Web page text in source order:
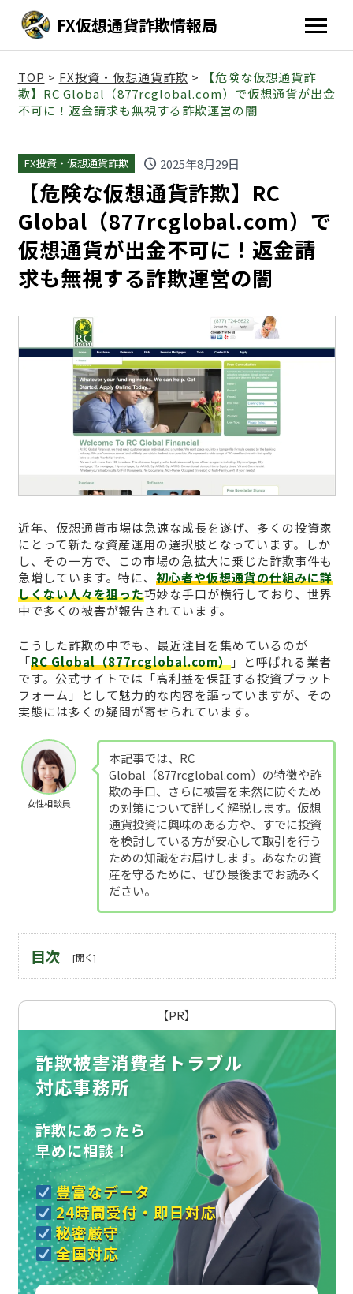
FX仮想通貨詐欺情報局
TOP > FX投資・仮想通貨詐欺 >
【危険な仮想通貨詐
欺】RC Global（877rcglobal.com）で仮想通貨が出金
不可に！返金請求も無視する詐欺運営の闇
FX投資・仮想通貨詐欺 schedule 2025年8月29日
【危険な仮想通貨詐欺】RC
Global（877rcglobal.com）で
仮想通貨が出金不可に！返金請
求も無視する詐欺運営の闇
近年、仮想通貨市場は急速な成長を遂げ、多くの投資家
にとって新たな資産運用の選択肢となっています。しか
し、その一方で、この市場の急拡大に乗じた詐欺事件も
急増しています。特に、 初心者や仮想通貨の仕組みに詳
しくない人々を狙った巧妙な手口が横行しており、世界
中で多くの被害が報告されています。
こうした詐欺の中でも、最近注目を集めているのが
「RC Global（877rcglobal.com）」と呼ばれる業者
です。公式サイトでは「高利益を保証する投資プラット
フォーム」として魅力的な内容を謳っていますが、その
実態には多くの疑問が寄せられています。
女性相談員
本記事では、RC
Global（877rcglobal.com）の特徴や詐
欺の手口、さらに被害を未然に防ぐため
の対策について詳しく解説します。仮想
通貨投資に興味のある方や、すでに投資
を検討している方が安心して取引を行う
ための知識をお届けします。あなたの資
産を守るために、ぜひ最後までお読みく
ださい。
目次
【PR】
詐欺被害消費者トラブル
対応事務所
詐欺にあったら
早めに相談！
豊富なデータ
24時間受付・即日対応
秘密厳守
全国対応